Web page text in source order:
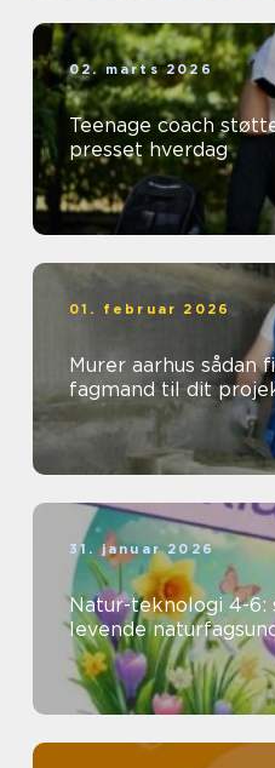
02. marts 2026
Teenage coach støtte til unge i en
presset hverdag
01. februar 2026
Murer aarhus sådan finder du den rette
fagmand til dit
31. januar 2026
Natur-teknologi 4-
levende